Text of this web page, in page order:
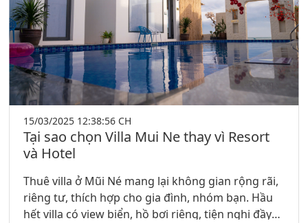
15/03/2025 12:38:56 CH
Tại sao chọn Villa Mui Ne thay vì Resort
và Hotel
Thuê villa ở Mũi Né mang lại không gian rộng rãi,
riêng tư, thích hợp cho gia đình, nhóm bạn. Hầu
hết villa có view biển, hồ bơi riêng, tiện nghi đầy